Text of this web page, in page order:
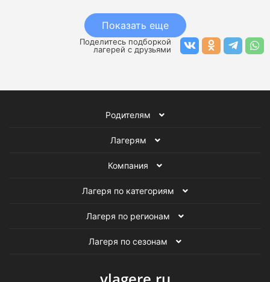
Показать еще
Поделитесь подборкой
лагерей с друзьями
Родителям
Лагерям
Компания
Лагеря по категориям
Лагеря по регионам
Лагеря по сезонам